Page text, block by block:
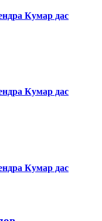
Кумар дас
Кумар дас
Кумар дас